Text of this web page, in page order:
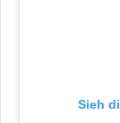
Sieh